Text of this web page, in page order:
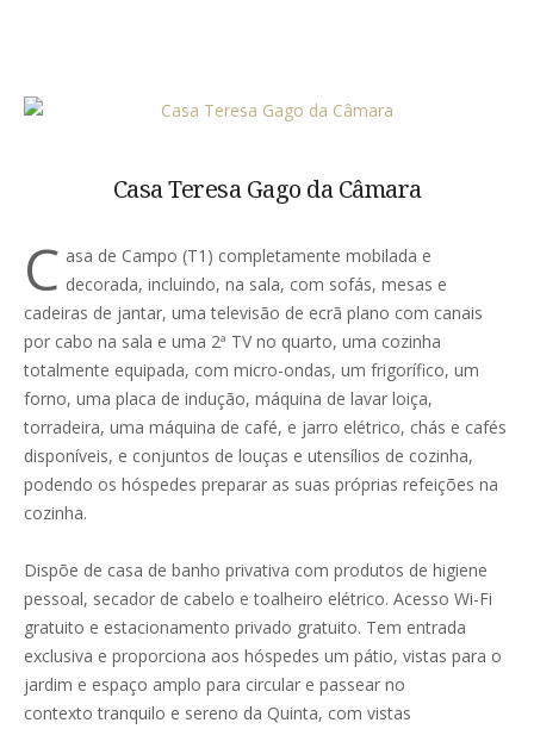
Casa Teresa Gago da Câmara
C asa de Campo (T1) completamente mobilada e
decorada, incluindo, na sala, com sofás, mesas e
cadeiras de jantar, uma televisão de ecrã plano com canais
por cabo na sala e uma 2ª TV no quarto, uma cozinha
totalmente equipada, com micro-ondas, um frigorífico, um
forno, uma placa de indução, máquina de lavar loiça,
torradeira, uma máquina de café, e jarro elétrico, chás e cafés
disponíveis, e conjuntos de louças e utensílios de cozinha,
podendo os hóspedes preparar as suas próprias refeições na
cozinha.
Dispõe de casa de banho privativa com produtos de higiene
pessoal, secador de cabelo e toalheiro elétrico. Acesso Wi-Fi
gratuito e estacionamento privado gratuito. Tem entrada
exclusiva e proporciona aos hóspedes um pátio, vistas para o
jardim e espaço amplo para circular e passear no
contexto tranquilo e sereno da Quinta, com vistas